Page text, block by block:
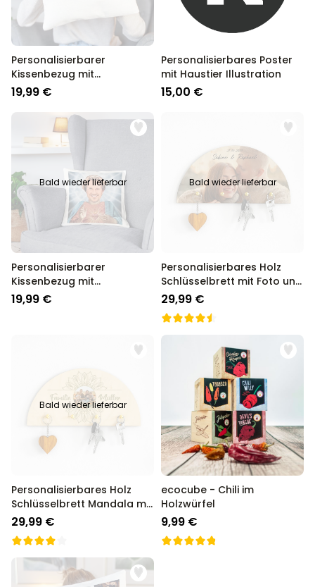
Personalisierbarer
Kissenbezug mit
Monogramm
19,99 €
Personalisierbares Poster
mit Haustier Illustration
15,00 €
Bald wieder lieferbar
Personalisierbarer
Kissenbezug mit
Heiligenschein und Gesicht
19,99 €
Bald wieder lieferbar
Personalisierbares Holz
Schlüsselbrett mit Foto und
Text
29,99 €
Bald wieder lieferbar
Personalisierbares Holz
Schlüsselbrett Mandala mit
Foto und Text
29,99 €
ecocube - Chili im
Holzwürfel
9,99 €